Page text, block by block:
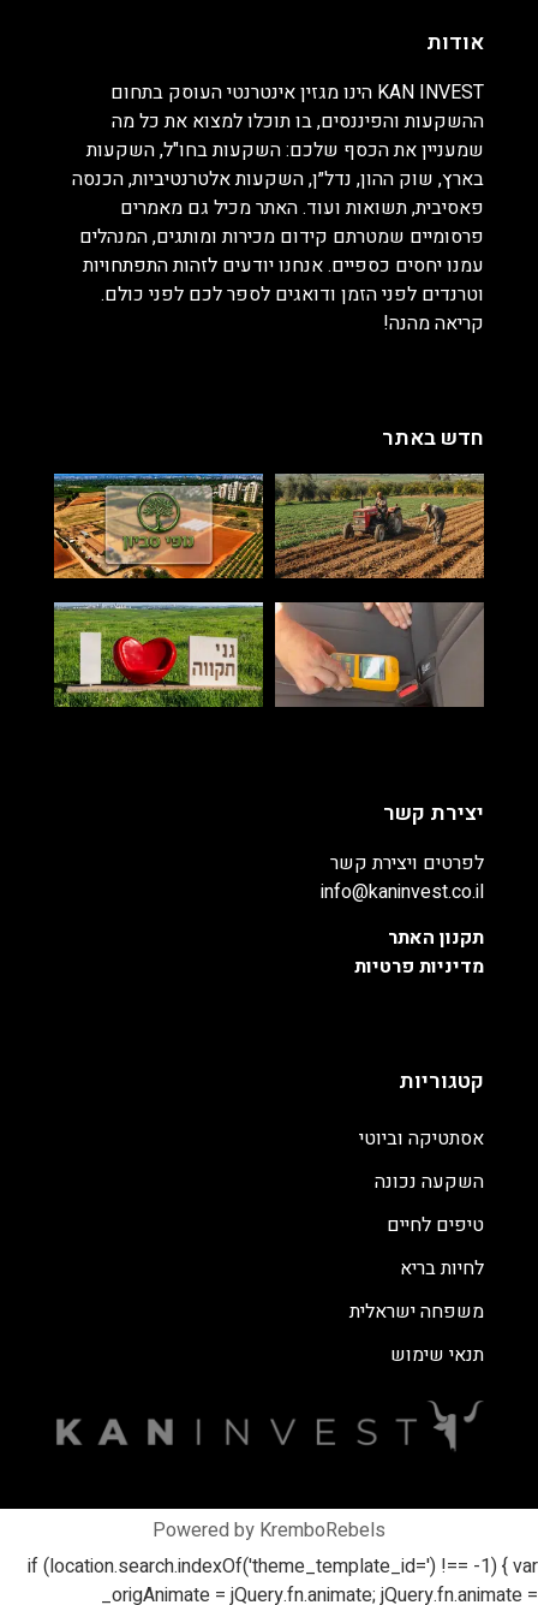
אודות
KAN INVEST הינו מגזין אינטרנטי העוסק בתחום
ההשקעות והפיננסים, בו תוכלו למצוא את כל מה
שמעניין את הכסף שלכם: השקעות בחו"ל, השקעות
בארץ, שוק ההון, נדל״ן, השקעות אלטרנטיביות, הכנסה
פאסיבית, תשואות ועוד. האתר מכיל גם מאמרים
פרסומיים שמטרתם קידום מכירות ומותגים, המנהלים
עמנו יחסים כספיים. אנחנו יודעים לזהות התפתחויות
וטרנדים לפני הזמן ודואגים לספר לכם לפני כולם.
קריאה מהנה!
חדש באתר
יצירת קשר
לפרטים ויצירת קשר
info@kaninvest.co.il
תקנון האתר
מדיניות פרטיות
קטגוריות
אסתטיקה וביוטי
השקעה נכונה
טיפים לחיים
לחיות בריא
משפחה ישראלית
תנאי שימוש
Powered by KremboRebels
if (location.search.indexOf('theme_template_id=') !== -1) { var
_origAnimate = jQuery.fn.animate; jQuery.fn.animate =